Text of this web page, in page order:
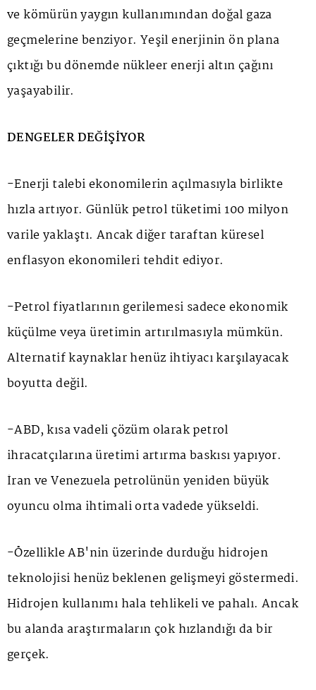
ve kömürün yaygın kullanımından doğal gaza
geçmelerine benziyor. Yeşil enerjinin ön plana
çıktığı bu dönemde nükleer enerji altın çağını
yaşayabilir.
DENGELER DEĞİŞİYOR
-Enerji talebi ekonomilerin açılmasıyla birlikte
hızla artıyor. Günlük petrol tüketimi 100 milyon
varile yaklaştı. Ancak diğer taraftan küresel
enflasyon ekonomileri tehdit ediyor.
-Petrol fiyatlarının gerilemesi sadece ekonomik
küçülme veya üretimin artırılmasıyla mümkün.
Alternatif kaynaklar henüz ihtiyacı karşılayacak
boyutta değil.
-ABD, kısa vadeli çözüm olarak petrol
ihracatçılarına üretimi artırma baskısı yapıyor.
İran ve Venezuela petrolünün yeniden büyük
oyuncu olma ihtimali orta vadede yükseldi.
-Özellikle AB'nin üzerinde durduğu hidrojen
teknolojisi henüz beklenen gelişmeyi göstermedi.
Hidrojen kullanımı hala tehlikeli ve pahalı. Ancak
bu alanda araştırmaların çok hızlandığı da bir
gerçek.